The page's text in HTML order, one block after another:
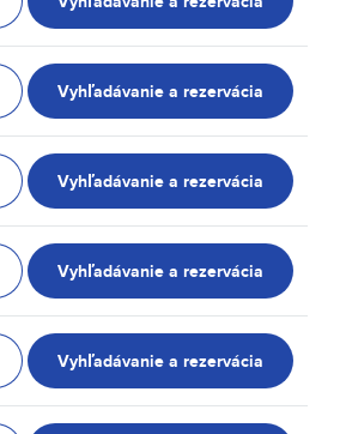
Vyhľadávanie a rezervácia
Vyhľadávanie a rezervácia
Vyhľadávanie a rezervácia
Vyhľadávanie a rezervácia